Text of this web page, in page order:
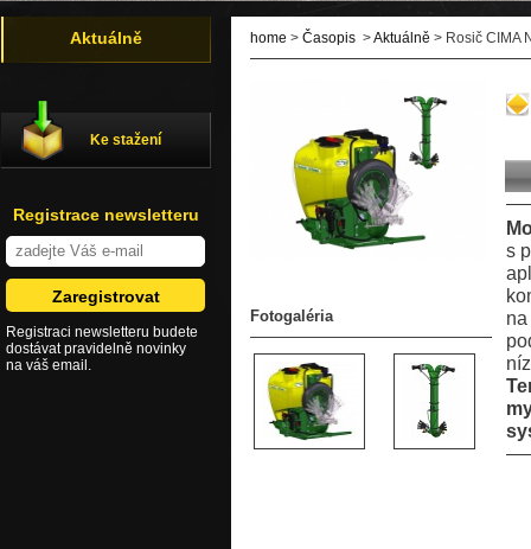
home > Časopis >Aktuálně > Rosič CIMA
s
Fotogaléria
Aktuálně
Ke stažení
Registrace newsletteru
Registraci newsletteru budete
dostávat pravidelně novinky
na váš email.